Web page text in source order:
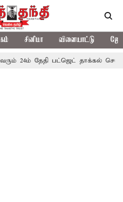
சினிமா விளையாட்டு
பட்ஜெட் தாக்கல் செய்கிறார்